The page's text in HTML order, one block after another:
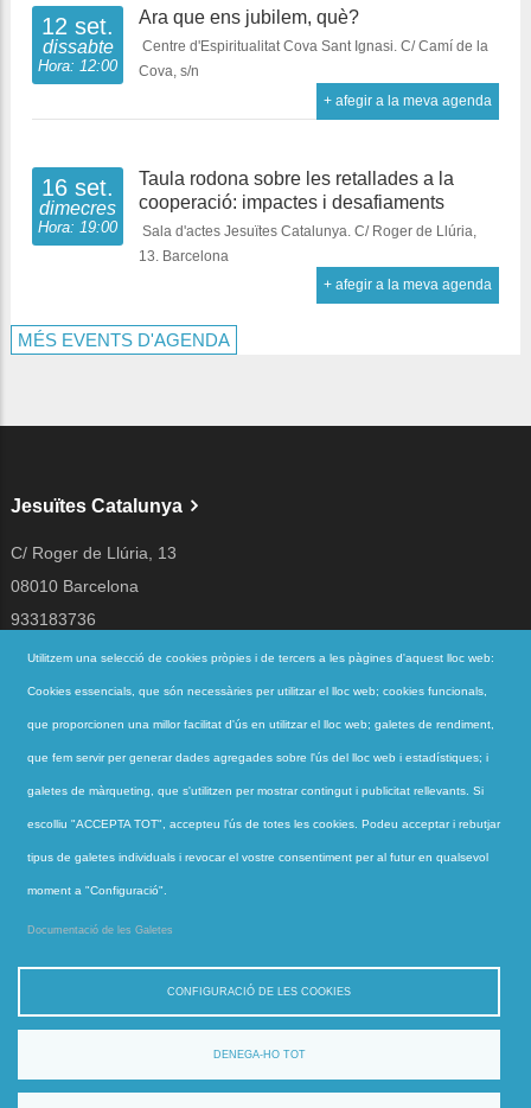
12 set.
dissabte
Hora: 12:00
Ara que ens jubilem, què?
Centre d'Espiritualitat Cova Sant Ignasi. C/ Camí de la
Cova, s/n
+ afegir a la meva agenda
16 set.
dimecres
Hora: 19:00
Taula rodona sobre les retallades a la
cooperació: impactes i desafiaments
Sala d'actes Jesuïtes Catalunya. C/ Roger de Llúria,
13. Barcelona
+ afegir a la meva agenda
MÉS EVENTS D'AGENDA
Jesuïtes Catalunya
C/ Roger de Llúria, 13
08010 Barcelona
933183736
jesuites@jesuites.net
Segueix-nos a
QUI SOM
QUÈ FEM
ACTUALITAT
Utilitzem una selecció de cookies pròpies i de tercers a les pàgines d'aquest lloc web:
Cookies essencials, que són necessàries per utilitzar el lloc web; cookies funcionals,
que proporcionen una millor facilitat d'ús en utilitzar el lloc web; galetes de rendiment,
que fem servir per generar dades agregades sobre l'ús del lloc web i estadístiques; i
galetes de màrqueting, que s'utilitzen per mostrar contingut i publicitat rellevants. Si
escolliu "ACCEPTA TOT", accepteu l'ús de totes les cookies. Podeu acceptar i rebutjar
tipus de galetes individuals i revocar el vostre consentiment per al futur en qualsevol
moment a "Configuració".
Documentació de les Galetes
CONFIGURACIÓ DE LES COOKIES
DENEGA-HO TOT